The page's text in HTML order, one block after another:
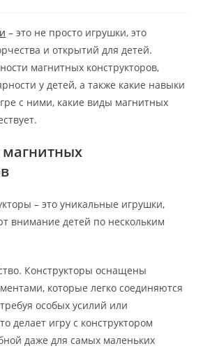
– это не просто игрушки, это
и открытий для детей.
магнитных конструкторов,
у детей, а также какие навыки
с ними, какие виды магнитных
магнитных
– это уникальные игрушки,
внимание детей по нескольким
Конструкторы оснащены
которые легко соединяются
особых усилий или
делает игру с конструктором
даже для самых маленьких